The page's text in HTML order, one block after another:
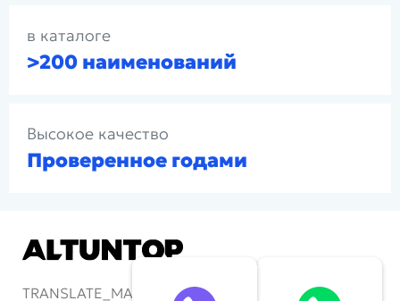
в каталоге
>200 наименований
Высокое качество
Проверенное годами
TRANSLATE_MAIN-LOGOFOOTERMOTTO